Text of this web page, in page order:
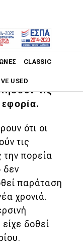
CLASSIC
USED
του
υπουργείο
να δώσει
τις
ότι οι
τις
την πορεία
δεν
παράταση
χρονιά.
δοθεί